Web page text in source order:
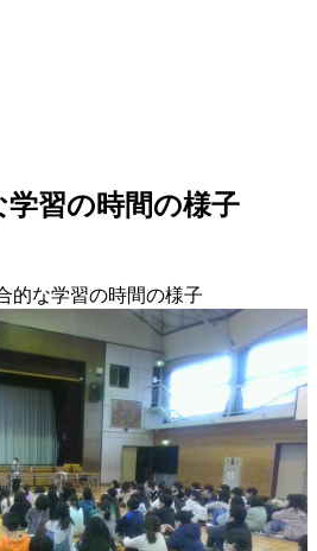
習の時間の様子
的な学習の時間の様子